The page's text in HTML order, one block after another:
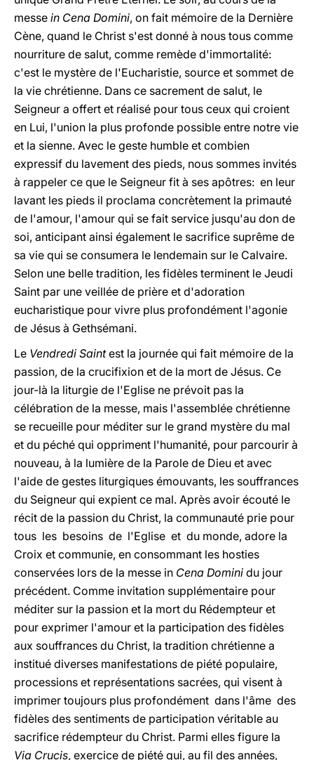
messe in Cena Domini, on fait mémoire de la Dernière
Cène, quand le Christ s'est donné à nous tous comme
nourriture de salut, comme remède d'immortalité:
c'est le mystère de l'Eucharistie, source et sommet de
la vie chrétienne. Dans ce sacrement de salut, le
Seigneur a offert et réalisé pour tous ceux qui croient
en Lui, l'union la plus profonde possible entre notre vie
et la sienne. Avec le geste humble et combien
expressif du lavement des pieds, nous sommes invités
à rappeler ce que le Seigneur fit à ses apôtres: en leur
lavant les pieds il proclama concrètement la primauté
de l'amour, l'amour qui se fait service jusqu'au don de
soi, anticipant ainsi également le sacrifice suprême de
sa vie qui se consumera le lendemain sur le Calvaire.
Selon une belle tradition, les fidèles terminent le Jeudi
Saint par une veillée de prière et d'adoration
eucharistique pour vivre plus profondément l'agonie
de Jésus à Gethsémani.
Le Vendredi Saintest la journée qui fait mémoire de la
passion, de la crucifixion et de la mort de Jésus. Ce
jour-là la liturgie de l'Eglise ne prévoit pas la
célébration de la messe, mais l'assemblée chrétienne
se recueille pour méditer sur le grand mystère du mal
et du péché qui oppriment l'humanité, pour parcourir à
nouveau, à la lumière de la Parole de Dieu et avec
l'aide de gestes liturgiques émouvants, les souffrances
du Seigneur qui expient ce mal. Après avoir écouté le
récit de la passion du Christ, la communauté prie pour
tous les besoins de l'Eglise et du monde, adore la
Croix et communie, en consommant les hosties
conservées lors de la messe in Cena Domini du jour
précédent. Comme invitation supplémentaire pour
méditer sur la passion et la mort du Rédempteur et
pour exprimer l'amour et la participation des fidèles
aux souffrances du Christ, la tradition chrétienne a
institué diverses manifestations de piété populaire,
processions et représentations sacrées, qui visent à
imprimer toujours plus profondément dans l'âme des
fidèles des sentiments de participation véritable au
sacrifice rédempteur du Christ. Parmi elles figure la
Via Crucis, exercice de piété qui, au fil des années,